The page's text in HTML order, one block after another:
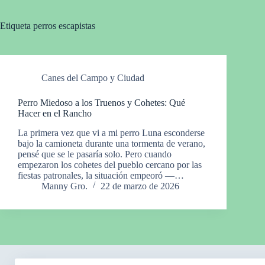
Etiqueta perros escapistas
Canes del Campo y Ciudad
Perro Miedoso a los Truenos y Cohetes: Qué
Hacer en el Rancho
La primera vez que vi a mi perro Luna esconderse
bajo la camioneta durante una tormenta de verano,
pensé que se le pasaría solo. Pero cuando
empezaron los cohetes del pueblo cercano por las
fiestas patronales, la situación empeoró —…
Manny Gro.
22 de marzo de 2026